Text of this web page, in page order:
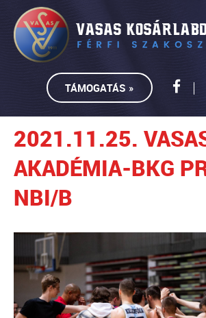
TÁMOGATÁS »
2021.11.25.
AKADÉMIA-BKG
NBI/B